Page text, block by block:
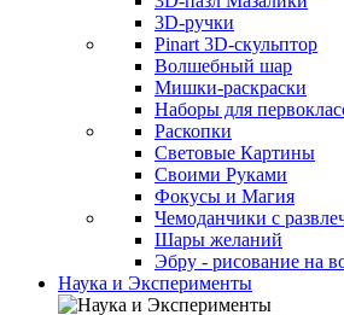
3D-ручки
Pinart 3D-скульптор
Волшебный шар
Мишки-раскраски
Наборы для
Раскопки
Световые Картины
Своими Руками
Фокусы и Магия
Чемоданчики с
Шары желаний
Эбру - рисование на
Наука и Эксперименты